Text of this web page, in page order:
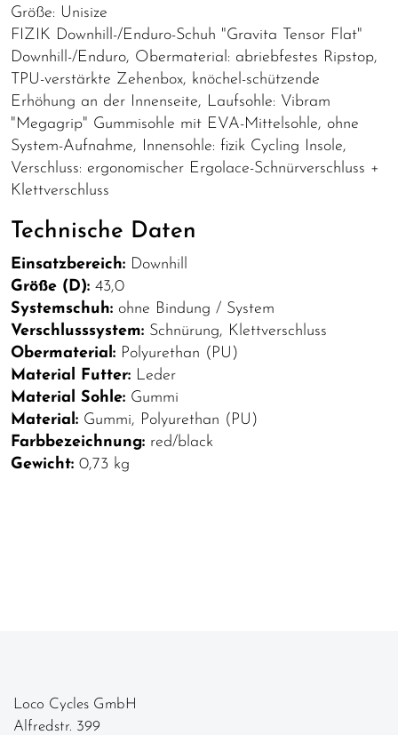
Größe: Unisize
FIZIK Downhill-/Enduro-Schuh "Gravita Tensor Flat"
Downhill-/Enduro, Obermaterial: abriebfestes Ripstop,
TPU-verstärkte Zehenbox, knöchel-schützende
Erhöhung an der Innenseite, Laufsohle: Vibram
"Megagrip" Gummisohle mit EVA-Mittelsohle, ohne
System-Aufnahme, Innensohle: fizik Cycling Insole,
Verschluss: ergonomischer Ergolace-Schnürverschluss +
Klettverschluss
Technische Daten
Einsatzbereich: Downhill
Größe (D): 43,0
Systemschuh: ohne Bindung / System
Verschlusssystem: Schnürung, Klettverschluss
Obermaterial: Polyurethan (PU)
Material Futter: Leder
Material Sohle: Gummi
Material: Gummi, Polyurethan (PU)
Farbbezeichnung: red/black
Gewicht: 0,73 kg
Loco Cycles GmbH
Alfredstr. 399